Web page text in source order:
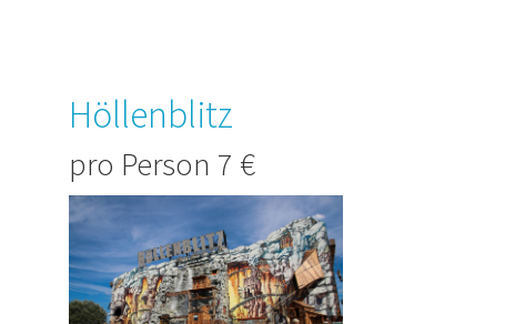
Höllenblitz
pro Person 7 €